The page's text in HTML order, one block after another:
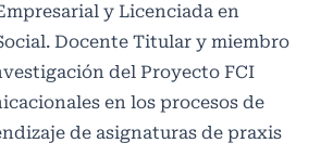
y Licenciada en
Docente Titular y miembro
del Proyecto FCI
en los procesos de
de asignaturas de praxis